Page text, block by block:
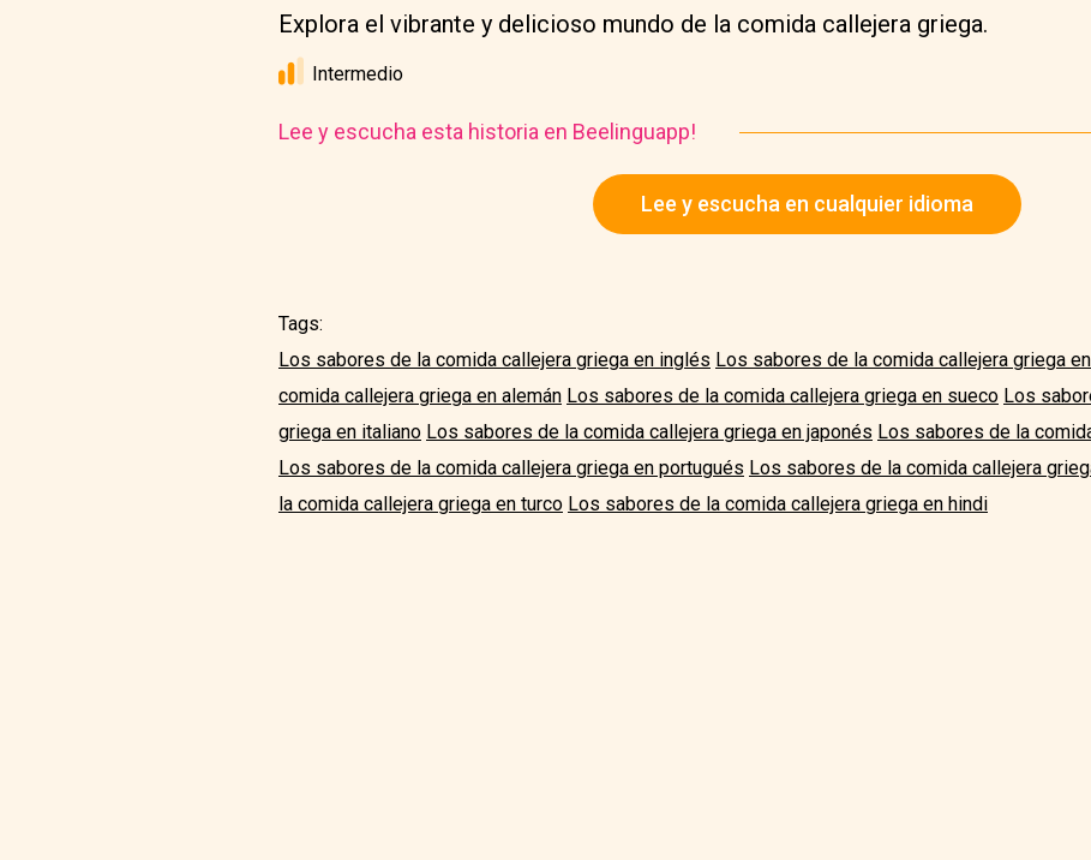
Explora el vibrante y delicioso mundo de la comida callejera griega.
Intermedio
Lee y escucha esta historia en Beelinguapp!
Lee y escucha en cualquier idioma
Tags:
Los sabores de la comida callejera griega en inglés Los sabores de la comida callejera griega
comida callejera griega en alemán Los sabores de la comida callejera griega en sueco Los
griega en italiano Los sabores de la comida callejera griega en japonés Los sabores de la
Los sabores de la comida callejera griega en portugués Los sabores de la comida callejera
la comida callejera griega en turco Los sabores de la comida callejera griega en hindi